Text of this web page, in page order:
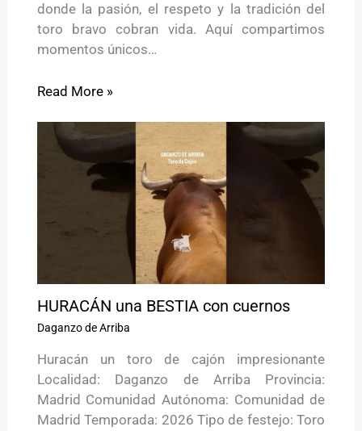
donde la pasión, el respeto y la tradición del
toro bravo cobran vida. Aquí compartimos
momentos únicos…
Read More »
HURACÁN una BESTIA con cuernos
Daganzo de Arriba
Huracán un toro de cajón impresionante
Localidad: Daganzo de Arriba Provincia:
Madrid Comunidad Autónoma: Comunidad de
Madrid Temporada: 2026 Tipo de festejo: Toro